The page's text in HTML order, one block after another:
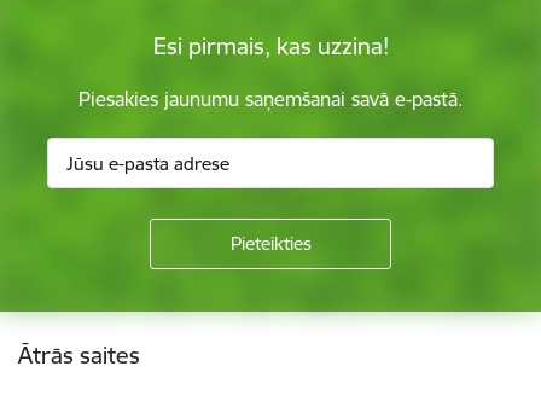
Esi pirmais, kas uzzina!
Piesakies jaunumu saņemšanai savā e-pastā.
Kājene
Ātrās saites